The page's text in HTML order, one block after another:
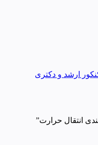
ارشد و دکتری
انتقال حرارت”